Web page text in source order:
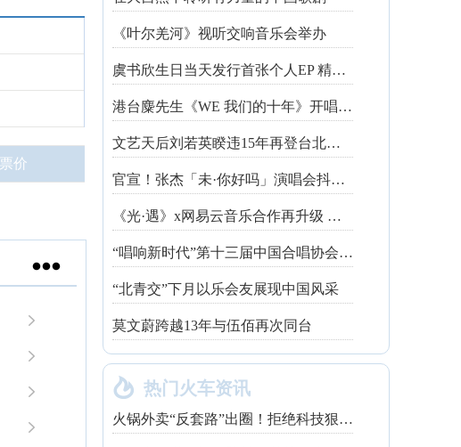
票价





《叶尔羌河》视听交响音乐会举办
虞书欣生日当天发行首张个人EP 精心制作诚意满满
港台麋先生《WE 我们的十年》开唱最后倒数 惊喜释出10周年纪念单曲宠粉
文艺天后刘若英睽违15年再登台北跨年 飙金嗓演唱经典招牌歌掀回忆杀
官宣！张杰「未·你好吗」演唱会抖音治愈开唱
《光·遇》x网易云音乐合作再升级 探索跨领域社交新体验
“唱响新时代”第十三届中国合唱协会魅力校园合唱展演开幕
“北青交”下月以乐会友展现中国风采
莫文蔚跨越13年与伍佰再次同台
 热门火车资讯
火锅外卖“反套路”出圈！拒绝科技狠活让同行颤抖